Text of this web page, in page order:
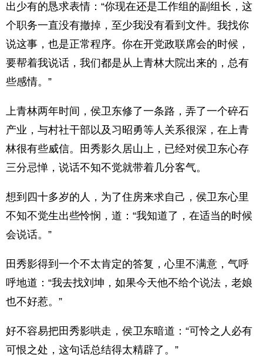
出少有的恳求表情：“你现在还是工作组的副组长，这
个职务一直没有撤掉，至少我没有看到文件。我找你
说这事，也是正常程序。你在开党政联席会的时候，
要帮着我说话，我们都是从上青林大院出来的，总有
些感情。”
上青林两年时间，侯卫东修了一条路，弄了一个碎石
产业，与村社干部以及习昭勇等人关系很深，在上青
林很有些威信。田秀影久居山上，已经对侯卫东心存
三分忌惮，说话不知不觉就带着几分客气。
想到四十多岁的人，为了住房来求自己，侯卫东心里
不知不觉生出些怜悯，道：“我知道了，在适当的时候
会说话。”
田秀影得到一个不太肯定的答复，心里不满意，气呼
呼地道：“我去找刘坤，如果今天他不给个说法，老娘
也不好惹。”
好不容易把田秀影哄走，侯卫东暗道：“可怜之人必有
可恨之处，这句话总结得太精辟了。”